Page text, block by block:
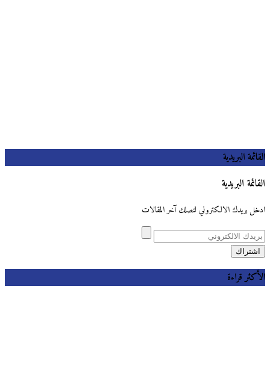
القائمة البريدية
القائمة البريدية
ادخل بريدك الالكتروني لتصلك آخر المقالات
الأكثر قراءة